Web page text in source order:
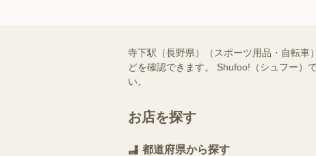
寺下駅（長野県）（スポーツ用品・自転車
どを確認できます。 Shufoo!（シュフー）
い。
お店を探す
都道府県から探す